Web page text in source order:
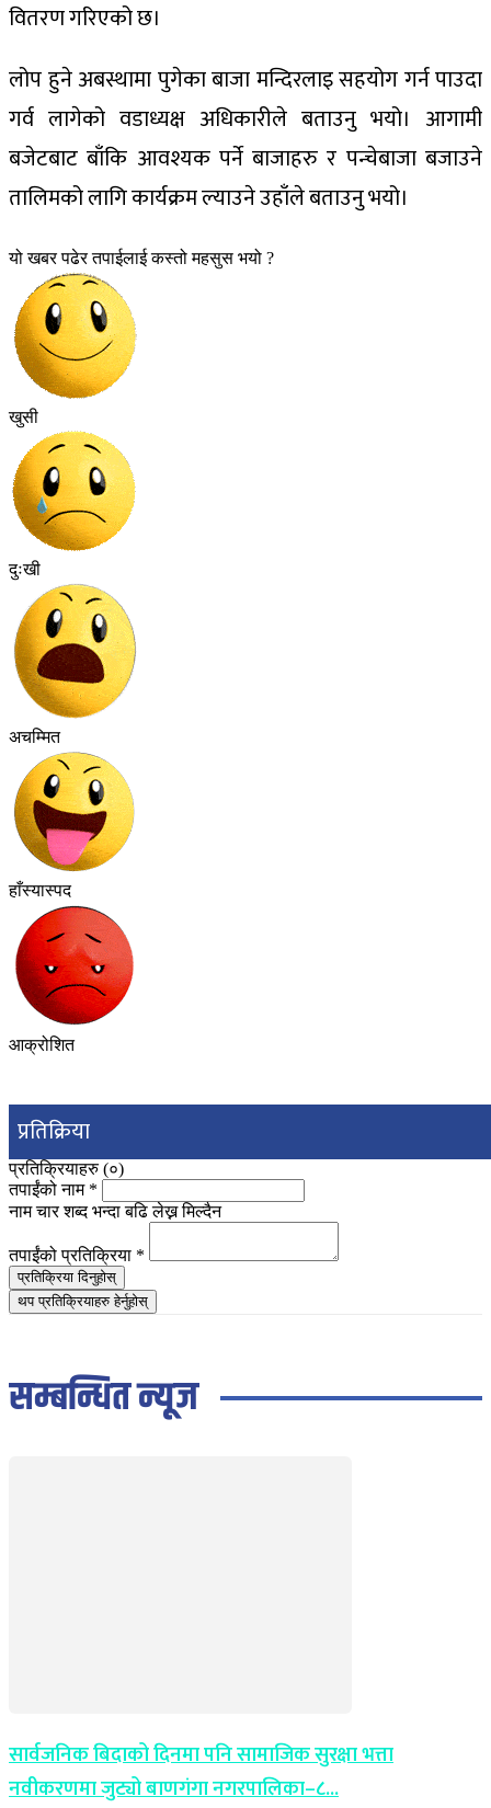
वितरण गरिएको छ।
लोप हुने अबस्थामा पुगेका बाजा मन्दिरलाइ सहयोग गर्न पाउदा
गर्व लागेको वडाध्यक्ष अधिकारीले बताउनु भयो। आगामी
बजेटबाट बाँकि आवश्यक पर्ने बाजाहरु र पन्चेबाजा बजाउने
तालिमको लागि कार्यक्रम ल्याउने उहाँले बताउनु भयो।
यो खबर पढेर तपाईलाई कस्तो महसुस भयो ?
खुसी
दुःखी
अचम्मित
हाँस्यास्पद
आक्रोशित
प्रतिक्रिया
प्रतिक्रियाहरु (०)
तपाईंको नाम *
नाम चार शब्द भन्दा बढि लेख्न मिल्दैन
तपाईंको प्रतिक्रिया *
प्रतिक्रिया दिनुहोस्
थप प्रतिक्रियाहरु हेर्नुहोस्
सम्बन्धित न्यूज
सार्वजनिक बिदाको दिनमा पनि सामाजिक सुरक्षा भत्ता
नवीकरणमा जुट्यो बाणगंगा नगरपालिका–८...